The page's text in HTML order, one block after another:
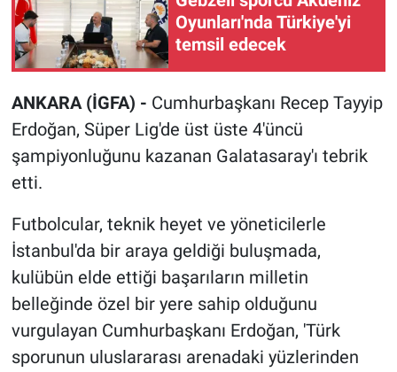
Oyunları'nda Türkiye'yi
temsil edecek
ANKARA (İGFA) - Cumhurbaşkanı Recep Tayyip
Erdoğan, Süper Lig'de üst üste 4'üncü
şampiyonluğunu kazanan Galatasaray'ı tebrik
etti.
Futbolcular, teknik heyet ve yöneticilerle
İstanbul'da bir araya geldiği buluşmada,
kulübün elde ettiği başarıların milletin
belleğinde özel bir yere sahip olduğunu
vurgulayan Cumhurbaşkanı Erdoğan, 'Türk
sporunun uluslararası arenadaki yüzlerinden